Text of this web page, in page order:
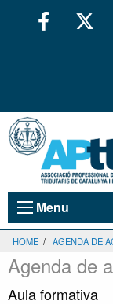
Menu
HOME / AGENDA DE
Agenda de
Aula formativa